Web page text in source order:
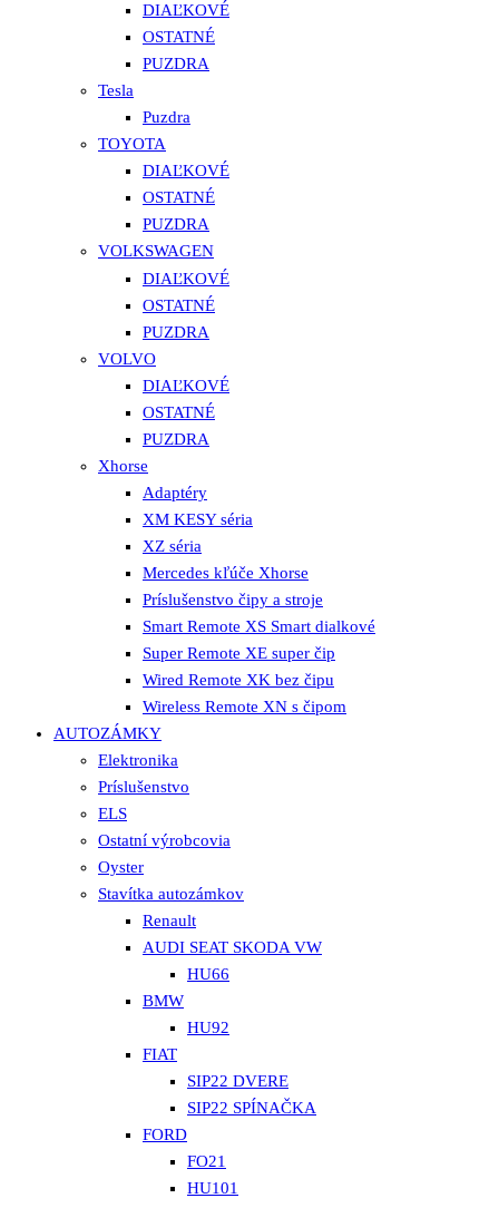
DIAĽKOVÉ
OSTATNÉ
PUZDRA
Tesla
Puzdra
TOYOTA
DIAĽKOVÉ
OSTATNÉ
PUZDRA
VOLKSWAGEN
DIAĽKOVÉ
OSTATNÉ
PUZDRA
VOLVO
DIAĽKOVÉ
OSTATNÉ
PUZDRA
Xhorse
Adaptéry
XM KESY séria
XZ séria
Mercedes kľúče Xhorse
Príslušenstvo čipy a stroje
Smart Remote XS Smart dialkové
Super Remote XE super čip
Wired Remote XK bez čipu
Wireless Remote XN s čipom
AUTOZÁMKY
Elektronika
Príslušenstvo
ELS
Ostatní výrobcovia
Oyster
Stavítka autozámkov
Renault
AUDI SEAT SKODA VW
HU66
BMW
HU92
FIAT
SIP22 DVERE
SIP22 SPÍNAČKA
FORD
FO21
HU101